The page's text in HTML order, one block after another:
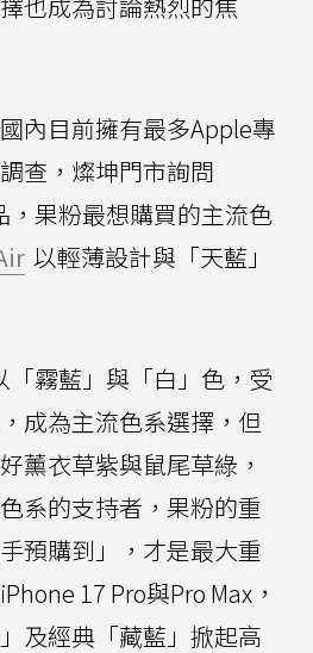
內目前擁有最多Apple專
查，燦坤門市詢問
，果粉最想購買的主流色
以輕薄設計與「天藍」
「霧藍」與「白」色，受
成為主流色系選擇，但
薰衣草紫與鼠尾草綠，
系的支持者，果粉的重
預購到」，才是最大重
17 Pro與Pro Max，
及經典「藏藍」掀起高